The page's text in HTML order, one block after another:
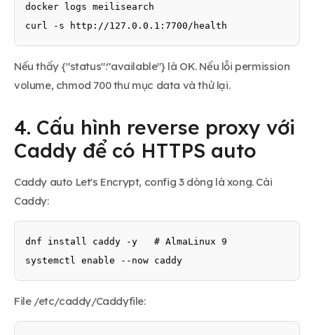
docker logs meilisearch
curl -s http://127.0.0.1:7700/health
Nếu thấy {"status":"available"} là OK. Nếu lỗi permission
volume, chmod 700 thư mục data và thử lại.
4. Cấu hình reverse proxy với
Caddy để có HTTPS auto
Caddy auto Let's Encrypt, config 3 dòng là xong. Cài
Caddy:
dnf install caddy -y   # AlmaLinux 9
systemctl enable --now caddy
File /etc/caddy/Caddyfile: